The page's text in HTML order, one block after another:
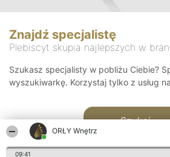
ORŁY Wnętrz
09:41
Znajdź specjalistę
Plebiscyt skupia najlepszych w
Szukasz specjalisty w pobliżu Ciebie?
wyszukiwarkę. Korzystaj tylko z usług
Szukaj